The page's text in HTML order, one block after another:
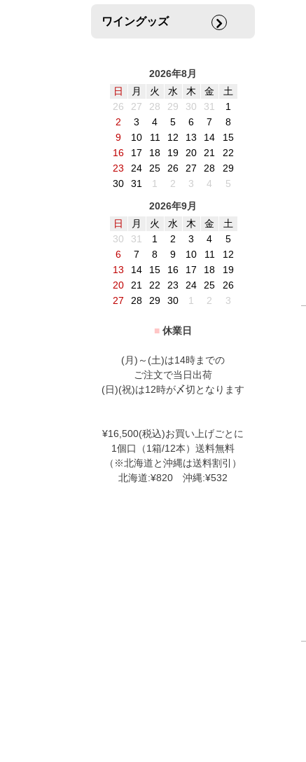
ワイングッズ
2026年8月
日
月 火 水 木 金
土
26
27 28 29 30 31
1
2
3 4 5 6 7
8
9
10 11 12 13 14
15
16
17 18 19 20 21
22
23
24 25 26 27 28
29
30
31 1 2 3 4
5
2026年9月
日
月 火 水 木 金
土
30
31 1 2 3 4
5
6
7 8 9 10 11
12
13
14 15 16 17 18
19
20
21 22 23 24 25
26
27
28 29 30 1 2 3
■ 休業日
(月)～(土)は14時までの
ご注文で当日出荷
(日)(祝)は12時が〆切となります
¥16,500(税込)お買い上げごとに
1個口（1箱/12本）送料無料
（※北海道と沖縄は送料割引）
北海道:¥820 沖縄:¥532